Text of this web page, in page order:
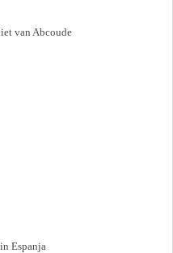
van Abcoude
Espanja